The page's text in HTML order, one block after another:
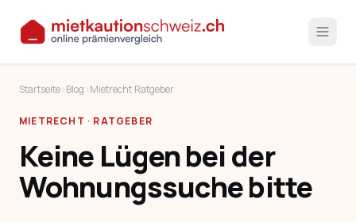
Startseite›Blog ›Mietrecht·Ratgeber
MIETRECHT · RATGEBER
Keine Lügen bei der
Wohnungssuche bitte